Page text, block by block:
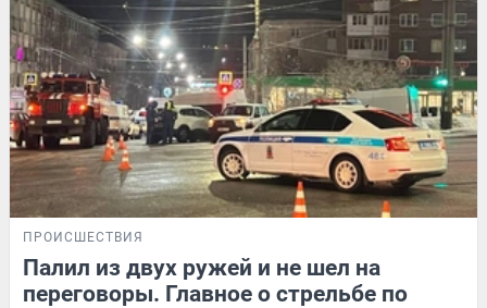
ПРОИСШЕСТВИЯ
Палил из двух ружей и не шел на
переговоры. Главное о стрельбе по